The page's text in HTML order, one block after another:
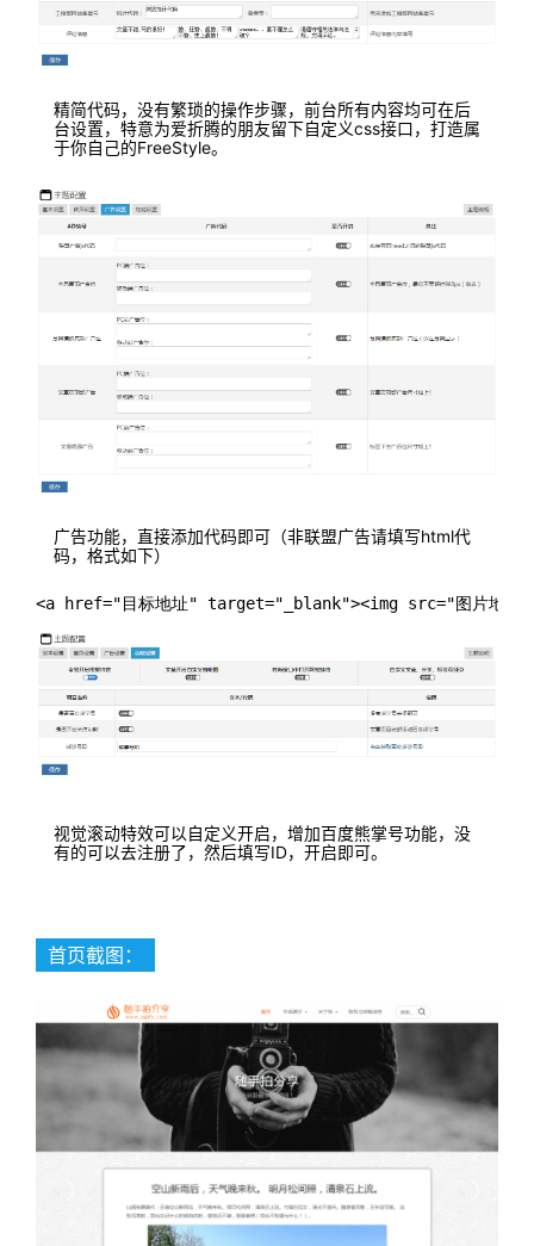
精简代码，没有繁琐的操作步骤，前台所有内容均可在后
台设置，特意为爱折腾的朋友留下自定义css接口，打造属
于你自己的FreeStyle。
广告功能，直接添加代码即可（非联盟广告请填写html代
码，格式如下）
<a href="目标地址" target="_blank"><img src="图片地址
视觉滚动特效可以自定义开启，增加百度熊掌号功能，没
有的可以去注册了，然后填写ID，开启即可。
首页截图：